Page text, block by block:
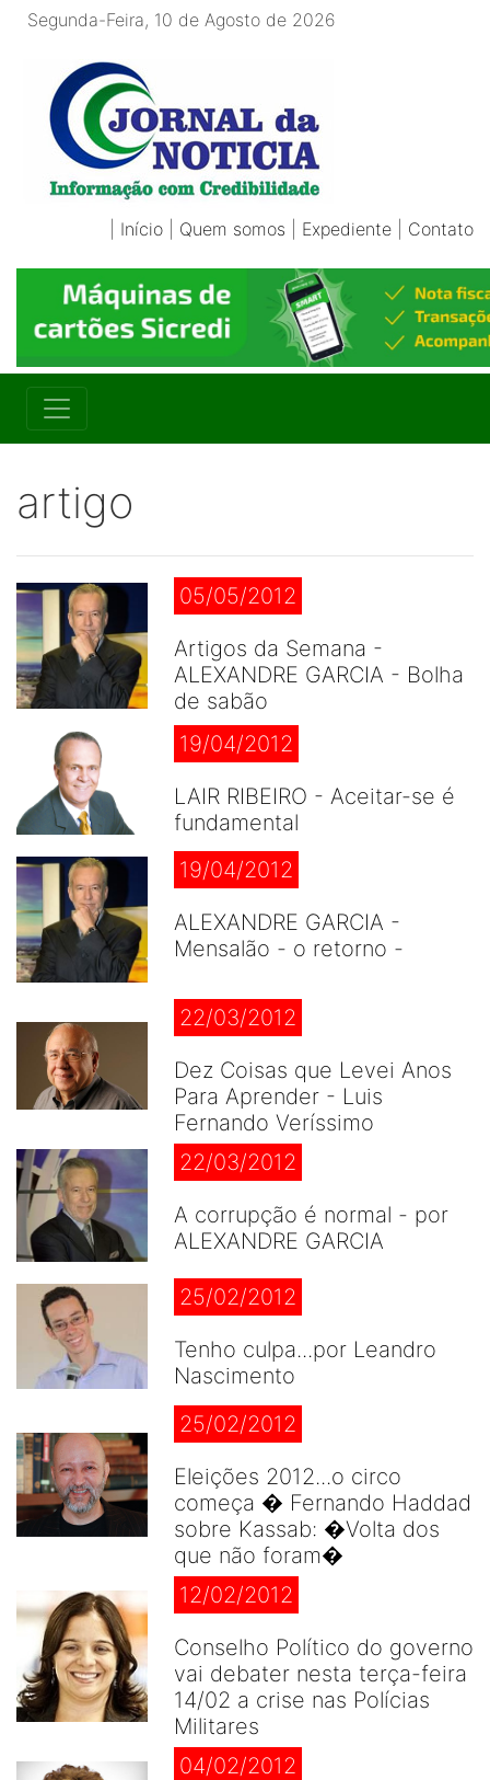
Segunda-Feira, 10 de Agosto de 2026
Início Quem somos Expediente Contato
artigo
05/05/2012
Artigos da Semana -
ALEXANDRE GARCIA - Bolha
de sabão
19/04/2012
LAIR RIBEIRO - Aceitar-se é
fundamental
19/04/2012
ALEXANDRE GARCIA -
Mensalão - o retorno -
22/03/2012
Dez Coisas que Levei Anos
Para Aprender - Luis
Fernando Veríssimo
22/03/2012
A corrupção é normal - por
ALEXANDRE GARCIA
25/02/2012
Tenho culpa...por Leandro
Nascimento
25/02/2012
Eleições 2012...o circo
começa � Fernando Haddad
sobre Kassab: �Volta dos
que não foram�
12/02/2012
Conselho Político do governo
vai debater nesta terça-feira
14/02 a crise nas Polícias
Militares
04/02/2012